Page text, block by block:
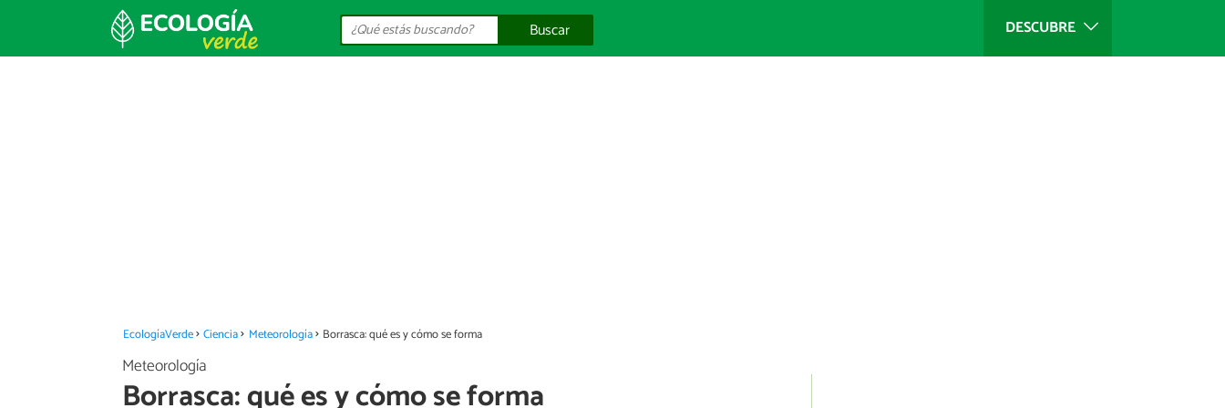
DESCUBRE
Buscar
EcologíaVerde Ciencia Meteorología Borrasca: qué es y cómo se forma
Meteorología
Borrasca: qué es y cómo se forma